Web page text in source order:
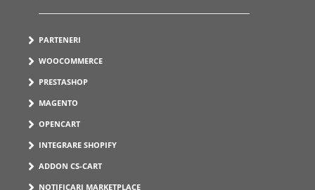
PARTENERI
WOOCOMMERCE
PRESTASHOP
MAGENTO
OPENCART
INTEGRARE SHOPIFY
ADDON CS-CART
NOTIFICARI MARKETPLACE